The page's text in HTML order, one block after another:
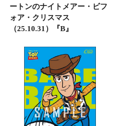
ートンのナイトメアー・ビフ
ォア・クリスマス
（25.10.31）『B』